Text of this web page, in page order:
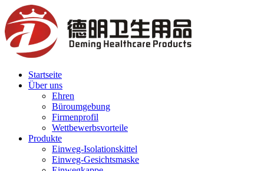
Startseite
Über uns
Ehren
Büroumgebung
Firmenprofil
Wettbewerbsvorteile
Produkte
Einweg-Isolationskittel
Einweg-Gesichtsmaske